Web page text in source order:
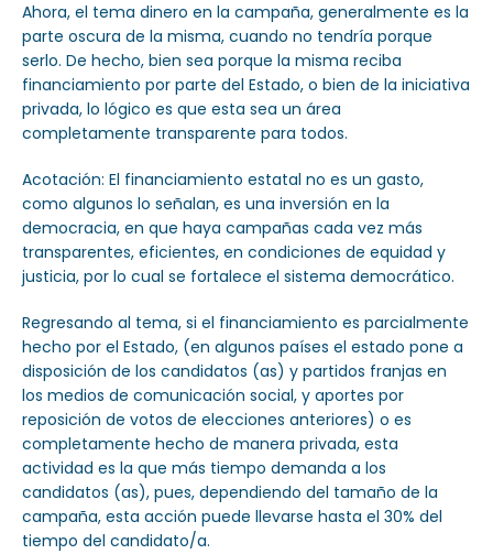
Ahora, el tema dinero en la campaña, generalmente es la
parte oscura de la misma, cuando no tendría porque
serlo. De hecho, bien sea porque la misma reciba
financiamiento por parte del Estado, o bien de la iniciativa
privada, lo lógico es que esta sea un área
completamente transparente para todos.
Acotación: El financiamiento estatal no es un gasto,
como algunos lo señalan, es una inversión en la
democracia, en que haya campañas cada vez más
transparentes, eficientes, en condiciones de equidad y
justicia, por lo cual se fortalece el sistema democrático.
Regresando al tema, si el financiamiento es parcialmente
hecho por el Estado, (en algunos países el estado pone a
disposición de los candidatos (as) y partidos franjas en
los medios de comunicación social, y aportes por
reposición de votos de elecciones anteriores) o es
completamente hecho de manera privada, esta
actividad es la que más tiempo demanda a los
candidatos (as), pues, dependiendo del tamaño de la
campaña, esta acción puede llevarse hasta el 30% del
tiempo del candidato/a.